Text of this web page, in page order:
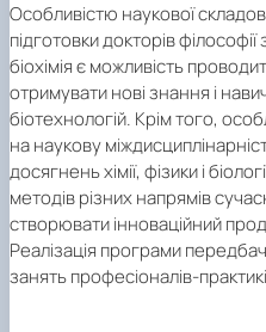
Особливістю наукової
підготовки докторів філософії
біохімія є можливість
отримувати нові знання і
біотехнологій. Крім того,
на наукову
досягнень хімії, фізики і
методів різних напрямів
створювати інноваційний
Реалізація програми
занять професіоналів-